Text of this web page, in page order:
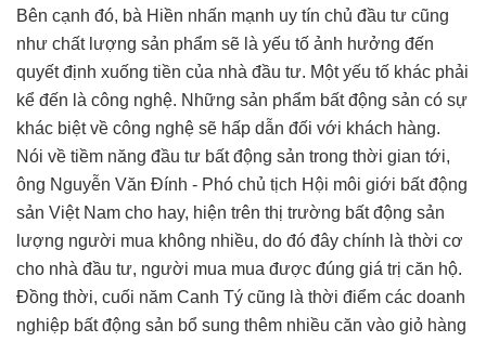
Bên cạnh đó, bà Hiền nhấn mạnh uy tín chủ đầu tư cũng
như chất lượng sản phẩm sẽ là yếu tố ảnh hưởng đến
quyết định xuống tiền của nhà đầu tư. Một yếu tố khác phải
kể đến là công nghệ. Những sản phẩm bất động sản có sự
khác biệt về công nghệ sẽ hấp dẫn đối với khách hàng.
Nói về tiềm năng đầu tư bất động sản trong thời gian tới,
ông Nguyễn Văn Đính - Phó chủ tịch Hội môi giới bất động
sản Việt Nam cho hay, hiện trên thị trường bất động sản
lượng người mua không nhiều, do đó đây chính là thời cơ
cho nhà đầu tư, người mua mua được đúng giá trị căn hộ.
Đồng thời, cuối năm Canh Tý cũng là thời điểm các doanh
nghiệp bất động sản bổ sung thêm nhiều căn vào giỏ hàng